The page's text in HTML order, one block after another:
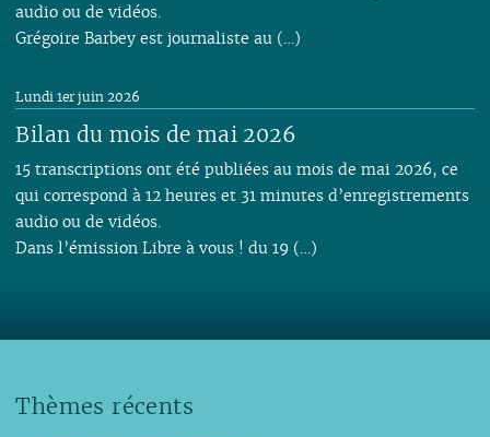
audio ou de vidéos.
Grégoire Barbey est journaliste au (…)
Bilan du mois de mai 2026
Lundi 1er juin 2026
15 transcriptions ont été publiées au mois de mai 2026, ce
qui correspond à 12 heures et 31 minutes d’enregistrements
audio ou de vidéos.
Dans l’émission Libre à vous ! du 19 (…)
Thèmes récents